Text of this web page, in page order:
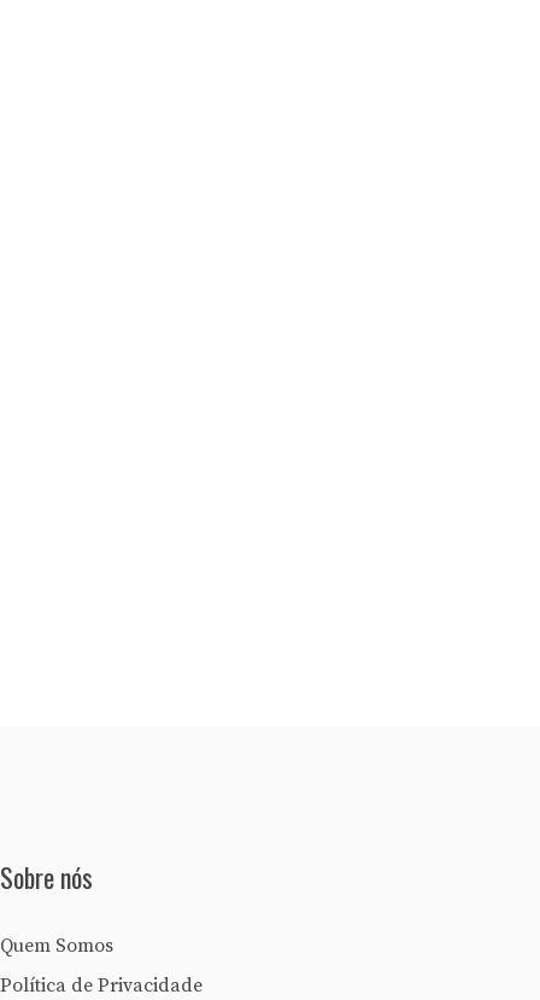
Sobre nós
Quem Somos
Política de Privacidade